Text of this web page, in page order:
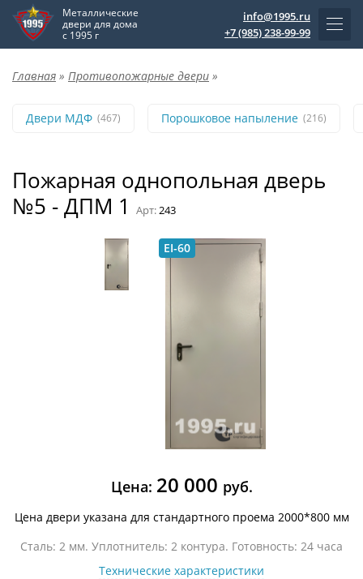
Металлические
двери для дома
с 1995 г
info@1995.ru
+7 (985) 238-99-99
Главная » Противопожарные двери »
Двери МДФ (467) Порошковое напыление (216)
Пожарная однопольная дверь
№5 - ДПМ 1
Арт:243
EI-60
Цена: 20 000 руб.
Цена двери указана для стандартного проема 2000*800 мм
Сталь: 2 мм. Уплотнитель: 2 контура. Готовность: 24 часа
Технические характеристики